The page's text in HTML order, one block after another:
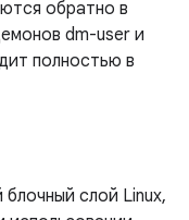
обратно в
dm-user и
полностью в
слой Linux,